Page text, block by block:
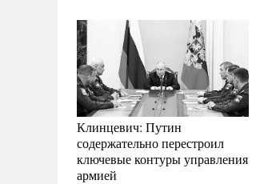
Клинцевич: Путин
содержательно перестроил
ключевые контуры управления
армией